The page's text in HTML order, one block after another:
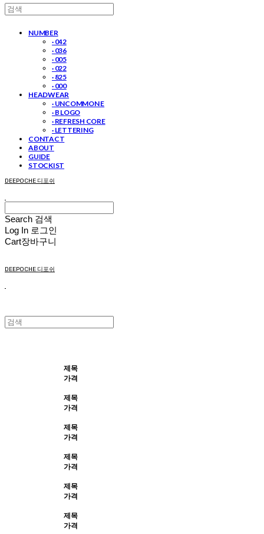
NUMBER
· 042
· 036
· 005
· 022
· 825
· 000
HEADWEAR
· UNCOMMON E
· B LOGO
· REFRESH CORE
· LETTERING
CONTACT
ABOUT
GUIDE
STOCKIST
DEEPOCHE 디포쉬
Search 검색
Log In 로그인
Cart장바구니
DEEPOCHE 디포쉬
제목
가격
제목
가격
제목
가격
제목
가격
제목
가격
제목
가격